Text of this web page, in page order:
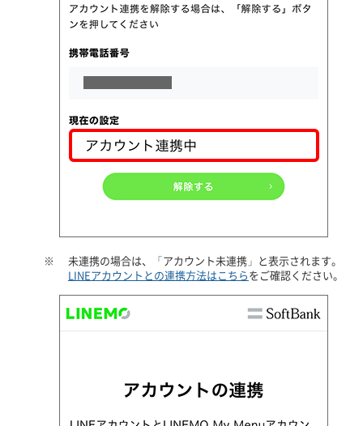
※
未連携の場合は、「アカウント未連携」と表示されます。
LINEアカウントとの連携方法はこちらをご確認ください。